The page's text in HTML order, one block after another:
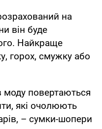
на
він буде
Найкраще
горох, смужку або
моду повертаються
які очолюють
– сумки-шопери